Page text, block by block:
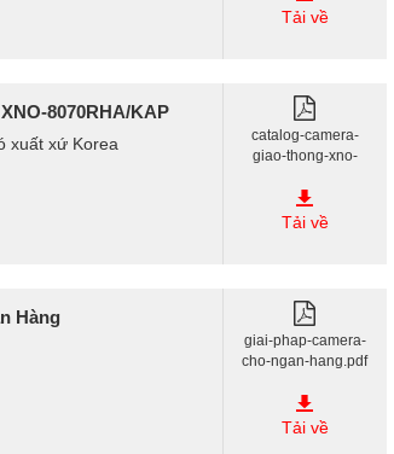
Tải về
8070RHA/KAP
xuất xứ Korea
catalog-camera-
giao-thong-xno-
Tải về
Hàng
giai-phap-camera-
cho-ngan-hang.pdf
Tải về